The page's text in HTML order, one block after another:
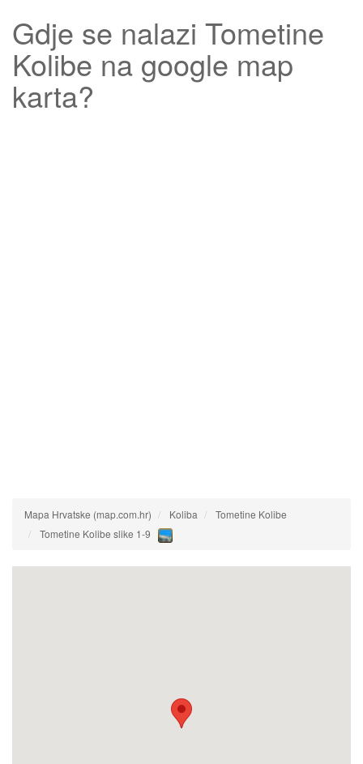
Gdje se nalazi Tometine
Kolibe na google map
karta?
Mapa Hrvatske (map.com.hr) Koliba
Tometine Kolibe
Tometine Kolibe slike 1-9